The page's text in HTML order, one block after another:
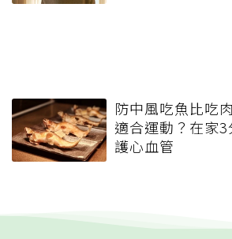
防中風吃魚比吃
適合運動？在家3
護心血管